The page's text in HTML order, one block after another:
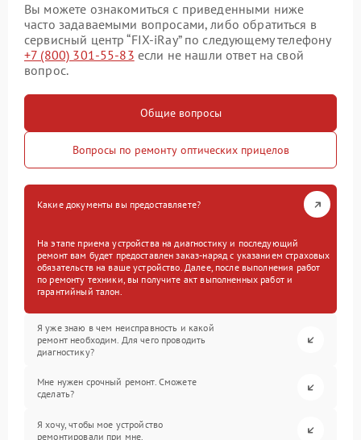
Вы можете ознакомиться с приведенными ниже
часто задаваемыми вопросами, либо обратиться в
сервисный центр “FIX-iRay” по следующему телефону
+7 (800) 301-55-83 если не нашли ответ на свой
вопрос.
Общие вопросы
Вопросы по ремонту оптических прицелов
Какие документы вы предоставляете?
На этапе приема устройства на диагностику и последующий
ремонт вам будет предоставлен заказ-наряд с указанием страховых
обязательств на ваше устройство. Далее, после выполнения работ
по ремонту техники, вы получите акт выполненных работ и
гарантийный талон.
Я уже знаю в чем неисправность и какой
ремонт необходим. Для чего проводить
диагностику?
Мне нужен срочный ремонт. Сможете
сделать?
Я хочу, чтобы мое устройство
ремонтировали при мне.